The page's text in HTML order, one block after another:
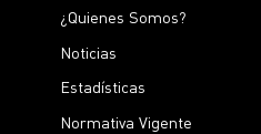
¿Quienes Somos?
Noticias
Estadísticas
Normativa Vigente